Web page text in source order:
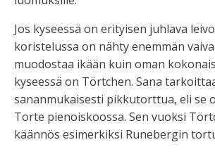
Jos kyseessä on erityisen juhlava
koristelussa on nähty enemmän
muodostaa ikään kuin oman
kyseessä on Törtchen. Sana
sananmukaisesti pikkutorttua, eli se
Torte pienoiskoossa. Sen vuoksi
käännös esimerkiksi Runebergin